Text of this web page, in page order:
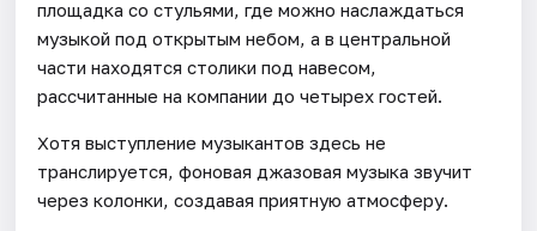
площадка со стульями, где можно наслаждаться
музыкой под открытым небом, а в центральной
части находятся столики под навесом,
рассчитанные на компании до четырех гостей.
Хотя выступление музыкантов здесь не
транслируется, фоновая джазовая музыка звучит
через колонки, создавая приятную атмосферу.